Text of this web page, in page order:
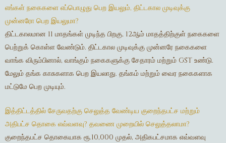
எங்கள் நகைகளை எப்பொழுது பெற இயலும், திட்டகால முடிவுக்கு
முன்னரோ பெற இயலுமா?
திட்டகாலமான 11 மாதங்கள் முடிந்த பிறகு, 12ஆம் மாதத்திற்குள் நகைகளை
பெற்றுக் கொள்ள வேண்டும். திட்டகால முடிவுக்கு முன்னரே நகைகளை
வாங்க விரும்பினால், வாங்கும் நகைகளுக்கு சேதாரம் மற்றும் GST உண்டு.
மேலும் தங்க காசுகளாக பெற இயலாது. தங்கம் மற்றும் வைர நகைகளாக
மட்டுமே பெற முடியும்.
இத்திட்டத்தில் சேருவதற்கு செலுத்த வேண்டிய குறைந்தபட்ச மற்றும்
அதிபட்ச தொகை எவ்வளவு? தவணை முறையில் செலுத்தலாமா?
குறைந்தபட்ச தொகையாக ரூ.10,000 முதல், அதிகபட்சமாக எவ்வளவு